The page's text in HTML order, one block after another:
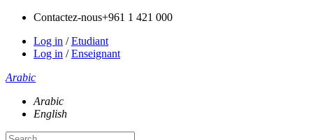
Contactez-nous+961 1 421 000
Log in /Etudiant
Log in /Enseignant
Arabic
Arabic
English